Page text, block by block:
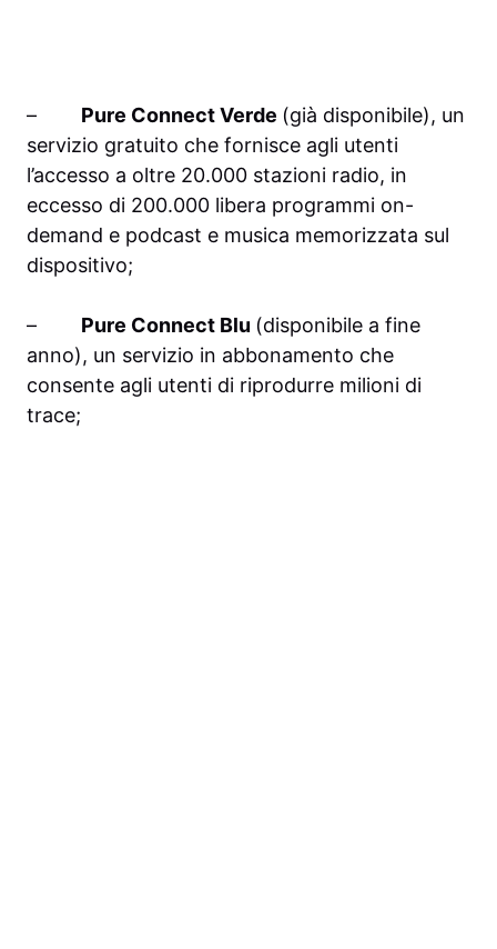
– Pure ConnectVerde (già disponibile), un
servizio gratuito che fornisce agli utenti
l’accesso a oltre 20.000 stazioni radio, in
eccesso di 200.000 libera programmi on-
demand e podcast e musica memorizzata sul
dispositivo;
– Pure Connect Blu (disponibile a fine
anno), un servizio in abbonamento che
consente agli utenti di riprodurre milioni di
trace;